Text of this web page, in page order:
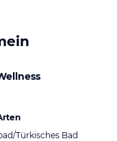
Türkisches Bad